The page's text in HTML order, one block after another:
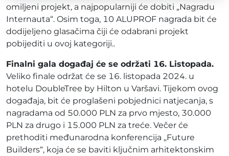
omiljeni projekt, a najpopularniji će dobiti „Nagradu
Internauta“. Osim toga, 10 ALUPROF nagrada bit će
dodijeljeno glasačima čiji će odabrani projekt
pobijediti u ovoj kategoriji..
Finalni gala događaj će se održati 16. Listopada.
Veliko finale održat će se 16. listopada 2024. u
hotelu DoubleTree by Hilton u Varšavi. Tijekom ovog
događaja, bit će proglašeni pobjednici natjecanja, s
nagradama od 50.000 PLN za prvo mjesto, 30.000
PLN za drugo i 15.000 PLN za treće. Večer će
prethoditi međunarodna konferencija „Future
Builders“, koja će se baviti ključnim arhitektonskim